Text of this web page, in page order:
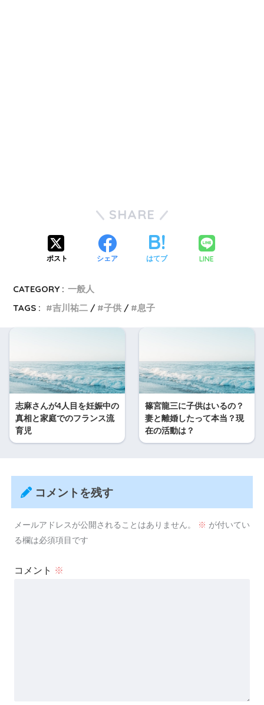
SHARE
ポスト シェア はてブ LINE
CATEGORY : 一般人
TAGS :
吉川祐二 子供 息子
志麻さんが4人目を妊娠中の
真相と家庭でのフランス流
育児
篠宮龍三に子供はいるの？
妻と離婚したって本当？現
在の活動は？
コメントを残す
メールアドレスが公開されることはありません。 ※ が付いてい
る欄は必須項目です
コメント ※